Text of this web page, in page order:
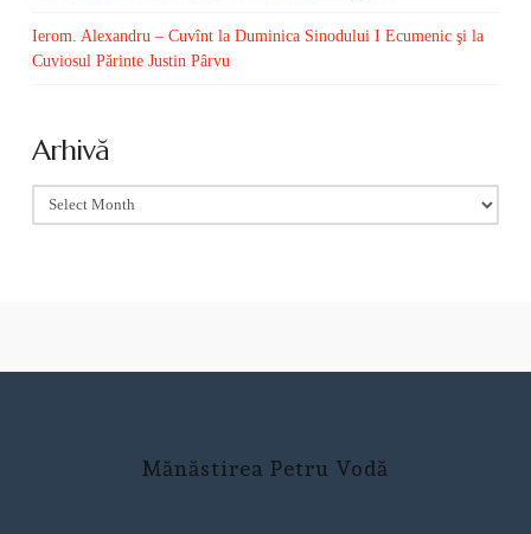
Ierom. Alexandru – Cuvînt la Duminica Sinodului I Ecumenic şi la
Cuviosul Părinte Justin Pârvu
Arhivă
Arhivă
Mănăstirea Petru Vodă